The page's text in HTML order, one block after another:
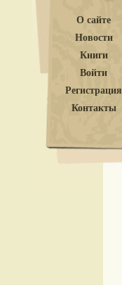
О сайте
Новости
Книги
Войти
Регистрация
Контакты